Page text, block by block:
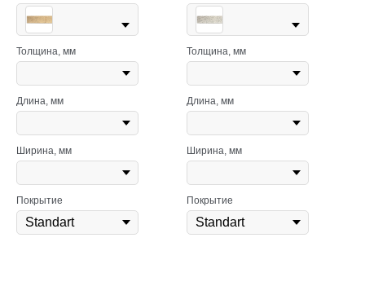
Толщина, мм
Длина, мм
Ширина, мм
Покрытие
Толщина, мм
Длина, мм
Ширина, мм
Покрытие